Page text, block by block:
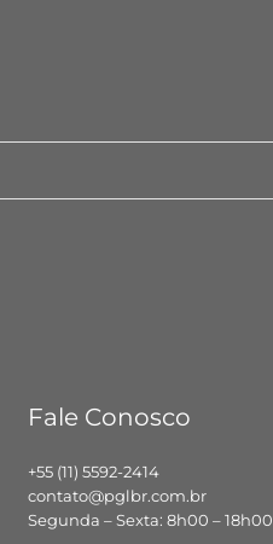
Fale Conosco
+55 (11) 5592-2414
contato@pglbr.com.br
Segunda – Sexta: 8h00 – 18h00